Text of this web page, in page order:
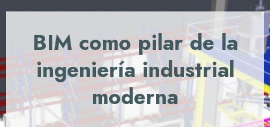
BIM como pilar de la
ingeniería industrial
moderna